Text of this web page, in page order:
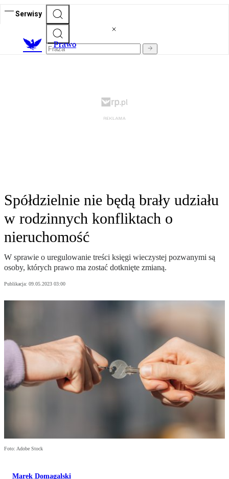
Serwisy
Prawo
Spółdzielnie nie będą brały udziału
w rodzinnych konfliktach o
nieruchomość
W sprawie o uregulowanie treści księgi wieczystej pozwanymi są
osoby, których prawo ma zostać dotknięte zmianą.
Publikacja: 09.05.2023 03:00
Foto: Adobe Stock
Marek Domagalski